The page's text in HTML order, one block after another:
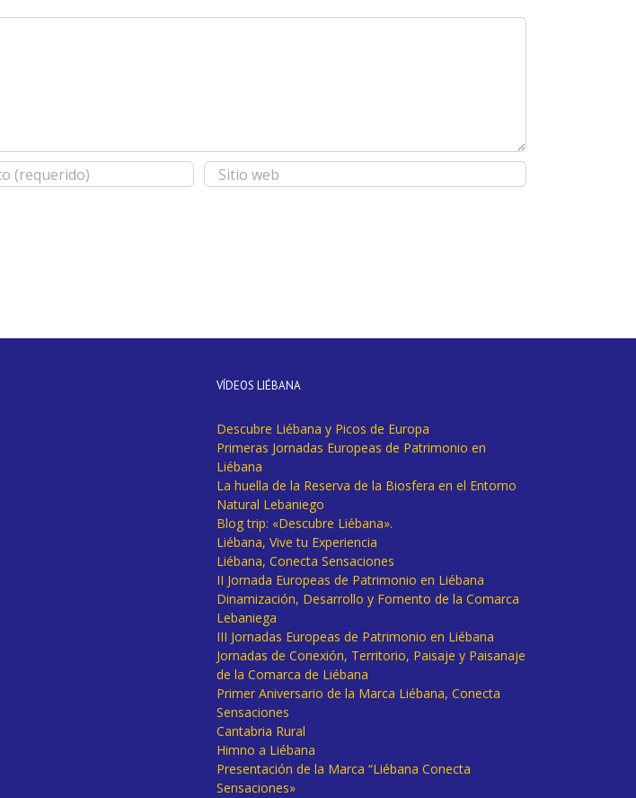
VÍDEOS LIÉBANA
Descubre Liébana y Picos de Europa
Primeras Jornadas Europeas de Patrimonio en
Liébana
La huella de la Reserva de la Biosfera en el Entorno
Natural Lebaniego
Blog trip: «Descubre Liébana».
Liébana, Vive tu Experiencia
Liébana, Conecta Sensaciones
II Jornada Europeas de Patrimonio en Liébana
Dinamización, Desarrollo y Fomento de la Comarca
Lebaniega
III Jornadas Europeas de Patrimonio en Liébana
Jornadas de Conexión, Territorio, Paisaje y Paisanaje
de la Comarca de Liébana
Primer Aniversario de la Marca Liébana, Conecta
Sensaciones
Cantabria Rural
Himno a Liébana
Presentación de la Marca “Liébana Conecta
Sensaciones»